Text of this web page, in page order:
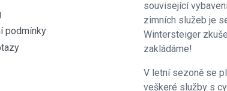
podmínky
související
zimních služeb je
Wintersteiger
zakládáme!
V letní sezoně se
veškeré služby s